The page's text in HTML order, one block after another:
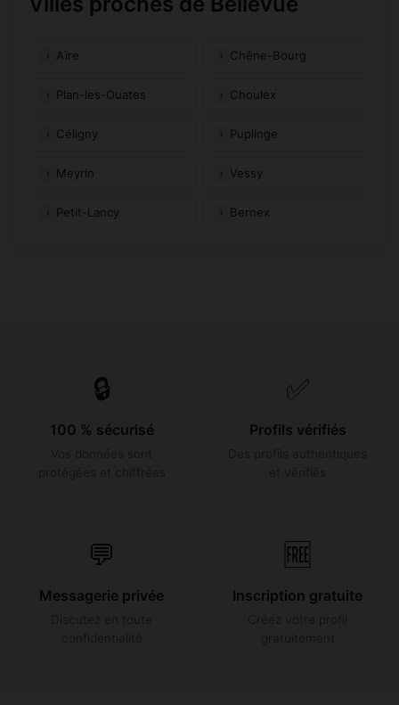
Aïre Chêne-Bourg
Plan-les-Ouates Choulex
Céligny Puplinge
Meyrin Vessy
Petit-Lancy Bernex
🔒
100 % sécurisé
✅
Profils vérifiés
💬
Messagerie privée
🆓
Inscription gratuite